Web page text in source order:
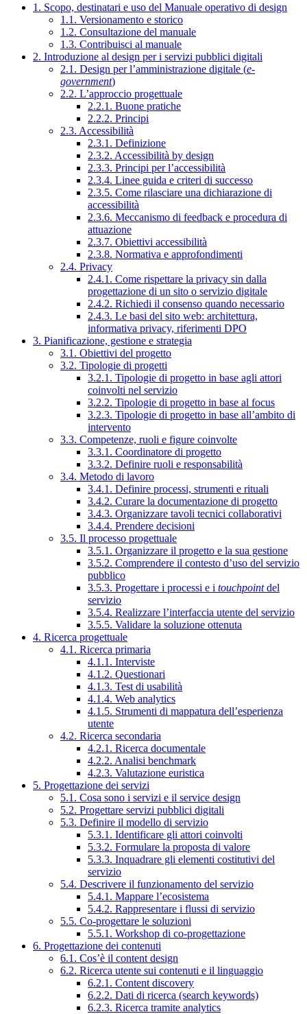
1. Scopo, destinatari e uso del Manuale operativo di design
1.1. Versionamento e storico
1.2. Consultazione del manuale
1.3. Contribuisci al manuale
2. Introduzione al design per i servizi pubblici digitali
2.1. Design per l’amministrazione digitale (e-
government)
2.2. L’approccio progettuale
2.2.1. Buone pratiche
2.2.2. Principi
2.3. Accessibilità
2.3.1. Definizione
2.3.2. Accessibilità by design
2.3.3. Principi per l’accessibilità
2.3.4. Linee guida e criteri di successo
2.3.5. Come rilasciare una dichiarazione di
accessibilità
2.3.6. Meccanismo di feedback e procedura di
attuazione
2.3.7. Obiettivi accessibilità
2.3.8. Normativa e approfondimenti
2.4. Privacy
2.4.1. Come rispettare la privacy sin dalla
progettazione di un sito o servizio digitale
2.4.2. Richiedi il consenso quando necessario
2.4.3. Le basi del sito web: architettura,
informativa privacy, riferimenti DPO
3. Pianificazione, gestione e strategia
3.1. Obiettivi del progetto
3.2. Tipologie di progetti
3.2.1. Tipologie di progetto in base agli attori
coinvolti nel servizio
3.2.2. Tipologie di progetto in base al focus
3.2.3. Tipologie di progetto in base all’ambito di
intervento
3.3. Competenze, ruoli e figure coinvolte
3.3.1. Coordinatore di progetto
3.3.2. Definire ruoli e responsabilità
3.4. Metodo di lavoro
3.4.1. Definire processi, strumenti e rituali
3.4.2. Curare la documentazione di progetto
3.4.3. Organizzare tavoli tecnici collaborativi
3.4.4. Prendere decisioni
3.5. Il processo progettuale
3.5.1. Organizzare il progetto e la sua gestione
3.5.2. Comprendere il contesto d’uso del servizio
pubblico
3.5.3. Progettare i processi e i touchpointdel
servizio
3.5.4. Realizzare l’interfaccia utente del servizio
3.5.5. Validare la soluzione ottenuta
4. Ricerca progettuale
4.1. Ricerca primaria
4.1.1. Interviste
4.1.2. Questionari
4.1.3. Test di usabilità
4.1.4. Web analytics
4.1.5. Strumenti di mappatura dell’esperienza
utente
4.2. Ricerca secondaria
4.2.1. Ricerca documentale
4.2.2. Analisi benchmark
4.2.3. Valutazione euristica
5. Progettazione dei servizi
5.1. Cosa sono i servizi e il service design
5.2. Progettare servizi pubblici digitali
5.3. Definire il modello di servizio
5.3.1. Identificare gli attori coinvolti
5.3.2. Formulare la proposta di valore
5.3.3. Inquadrare gli elementi costitutivi del
servizio
5.4. Descrivere il funzionamento del servizio
5.4.1. Mappare l’ecosistema
5.4.2. Rappresentare i flussi di servizio
5.5. Co-progettare le soluzioni
5.5.1. Workshop di co-progettazione
6. Progettazione dei contenuti
6.1. Cos’è il content design
6.2. Ricerca utente sui contenuti e il linguaggio
6.2.1. Content discovery
6.2.2. Dati di ricerca (search keywords)
6.2.3. Ricerca tramite analytics